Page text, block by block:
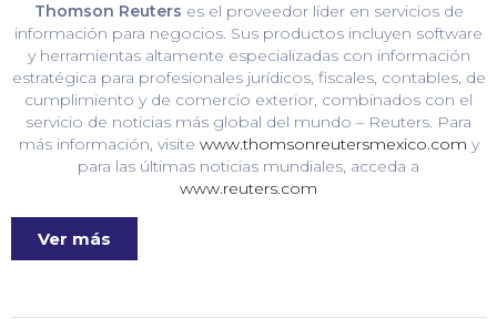
Thomson Reuters es el proveedor líder en servicios de
información para negocios. Sus productos incluyen software
y herramientas altamente especializadas con información
estratégica para profesionales jurídicos, fiscales, contables, de
cumplimiento y de comercio exterior, combinados con el
servicio de noticias más global del mundo – Reuters. Para
más información, visite www.thomsonreutersmexico.com y
para las últimas noticias mundiales, acceda a
www.reuters.com
Ver más